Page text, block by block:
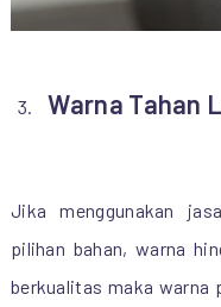
Warna Tahan
Jika menggunakan
pilihan bahan, warna
berkualitas maka warna